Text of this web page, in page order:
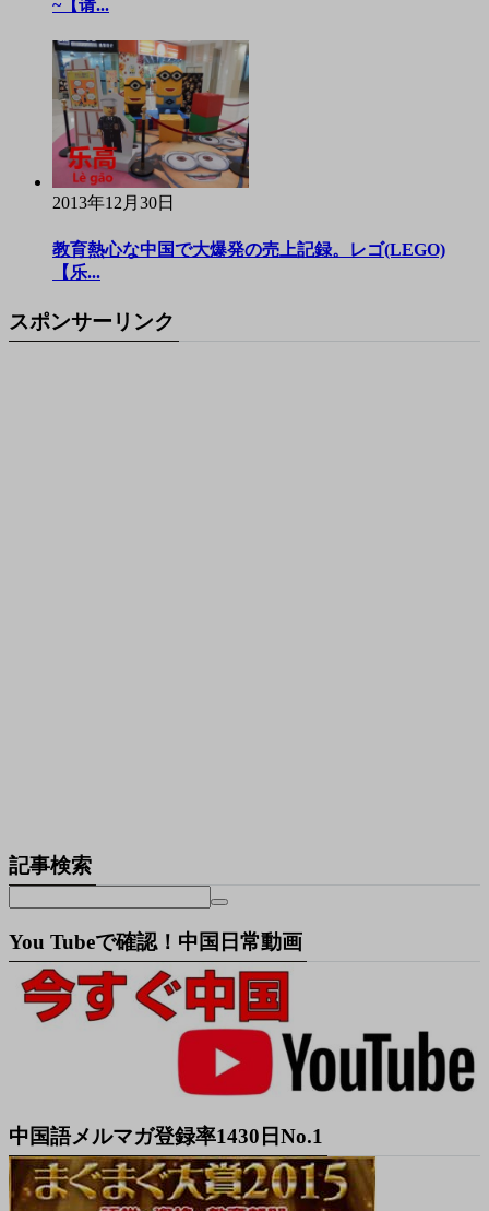
~【请...
2013年12月30日
教育熱心な中国で大爆発の売上記録。レゴ(LEGO)
【乐...
スポンサーリンク
記事検索
You Tubeで確認！中国日常動画
中国語メルマガ登録率1430日No.1